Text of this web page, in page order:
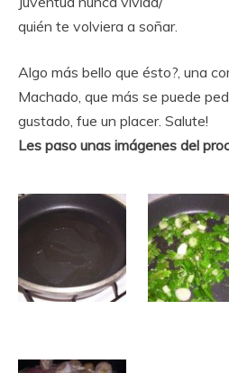
quién te volviera a soñar.
Algo más bello que ésto?, una
Machado, que más se puede
gustado, fue un placer. Salute!
Les paso unas imágenes del